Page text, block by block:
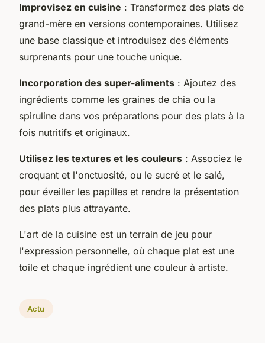
Improvisez en cuisine : Transformez des plats de
grand-mère en versions contemporaines. Utilisez
une base classique et introduisez des éléments
surprenants pour une touche unique.
Incorporation des super-aliments : Ajoutez des
ingrédients comme les graines de chia ou la
spiruline dans vos préparations pour des plats à la
fois nutritifs et originaux.
Utilisez les textures et les couleurs : Associez le
croquant et l'onctuosité, ou le sucré et le salé,
pour éveiller les papilles et rendre la présentation
des plats plus attrayante.
L'art de la cuisine est un terrain de jeu pour
l'expression personnelle, où chaque plat est une
toile et chaque ingrédient une couleur à artiste.
Actu